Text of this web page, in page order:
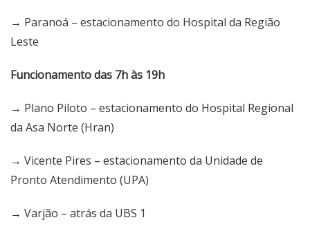
→ Paranoá – estacionamento do Hospital da Região
Leste
Funcionamento das 7h às 19h
→ Plano Piloto – estacionamento do Hospital Regional
da Asa Norte (Hran)
→ Vicente Pires – estacionamento da Unidade de
Pronto Atendimento (UPA)
→ Varjão – atrás da UBS 1